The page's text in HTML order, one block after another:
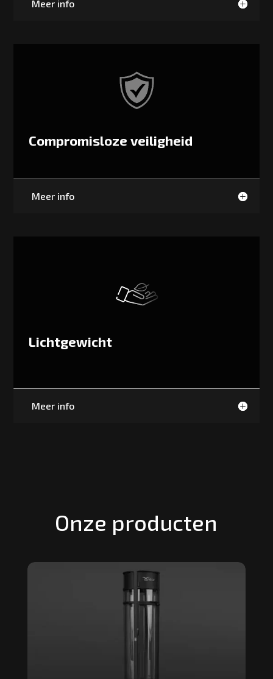
Meer info
Compromisloze veiligheid
Meer info
Lichtgewicht
Meer info
Onze producten